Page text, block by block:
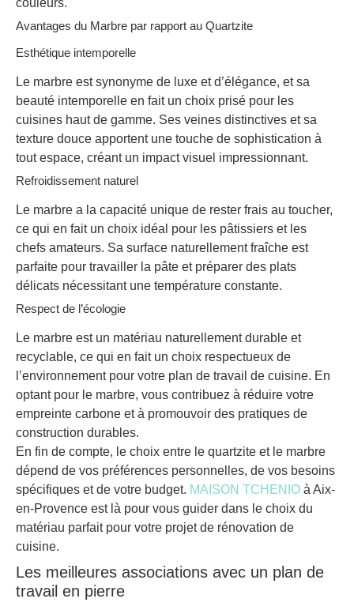
Avantages du Marbre par rapport au Quartzite
Esthétique intemporelle
Le marbre est synonyme de luxe et d’élégance, et sa
beauté intemporelle en fait un choix prisé pour les
cuisines haut de gamme. Ses veines distinctives et sa
texture douce apportent une touche de sophistication à
tout espace, créant un impact visuel impressionnant.
Refroidissement naturel
Le marbre a la capacité unique de rester frais au toucher,
ce qui en fait un choix idéal pour les pâtissiers et les
chefs amateurs. Sa surface naturellement fraîche est
parfaite pour travailler la pâte et préparer des plats
délicats nécessitant une température constante.
Respect de l’écologie
Le marbre est un matériau naturellement durable et
recyclable, ce qui en fait un choix respectueux de
l’environnement pour votre plan de travail de cuisine. En
optant pour le marbre, vous contribuez à réduire votre
empreinte carbone et à promouvoir des pratiques de
construction durables.
En fin de compte, le choix entre le quartzite et le marbre
dépend de vos préférences personnelles, de vos besoins
spécifiques et de votre budget. MAISON TCHENIO à Aix-
en-Provence est là pour vous guider dans le choix du
matériau parfait pour votre projet de rénovation de
cuisine.
Les meilleures associations avec un plan de
travail en pierre